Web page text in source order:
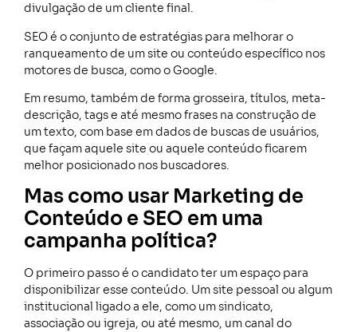
divulgação de um cliente final.
SEO é o conjunto de estratégias para melhorar o
ranqueamento de um site ou conteúdo específico nos
motores de busca, como o Google.
Em resumo, também de forma grosseira, títulos, meta-
descrição, tags e até mesmo frases na construção de
um texto, com base em dados de buscas de usuários,
que façam aquele site ou aquele conteúdo ficarem
melhor posicionado nos buscadores.
Mas como usar Marketing de
Conteúdo e SEO em uma
campanha política?
O primeiro passo é o candidato ter um espaço para
disponibilizar esse conteúdo. Um site pessoal ou algum
institucional ligado a ele, como um sindicato,
associação ou igreja, ou até mesmo, um canal do